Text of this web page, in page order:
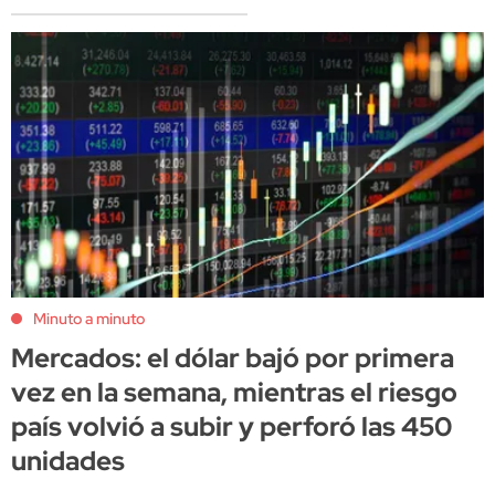
Minuto a minuto
Mercados: el dólar bajó por primera
vez en la semana, mientras el riesgo
país volvió a subir y perforó las 450
unidades